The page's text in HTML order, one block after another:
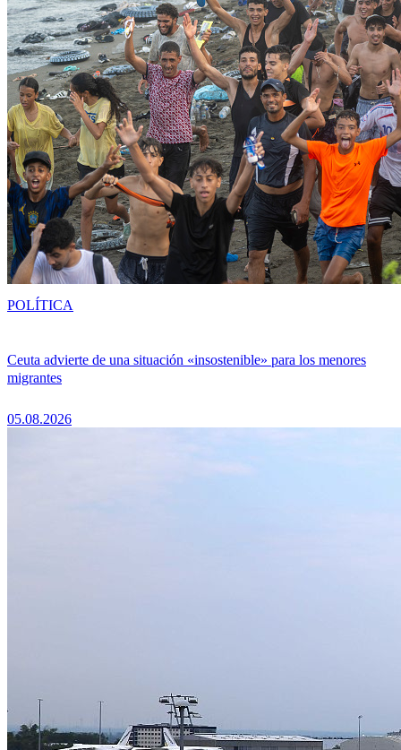
Ceuta advierte de una situación «insostenible» para los menores
migrantes
05.08.2026
POLÍTICA